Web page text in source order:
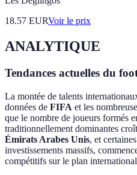
18.57 EURVoir le prix
ANALYTIQUE
Tendances actuelles du
La montée de talents
données de FIFA et les
que le nombre de joueurs formés
traditionnellement dominantes
Émirats Arabes Unis, et
investissements massifs,
compétitifs sur le plan